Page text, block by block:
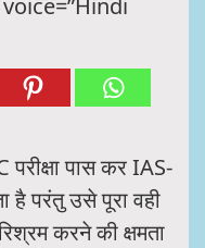
परीक्षा पास कर IAS-
है परंतु उसे पूरा वही
करने की क्षमता